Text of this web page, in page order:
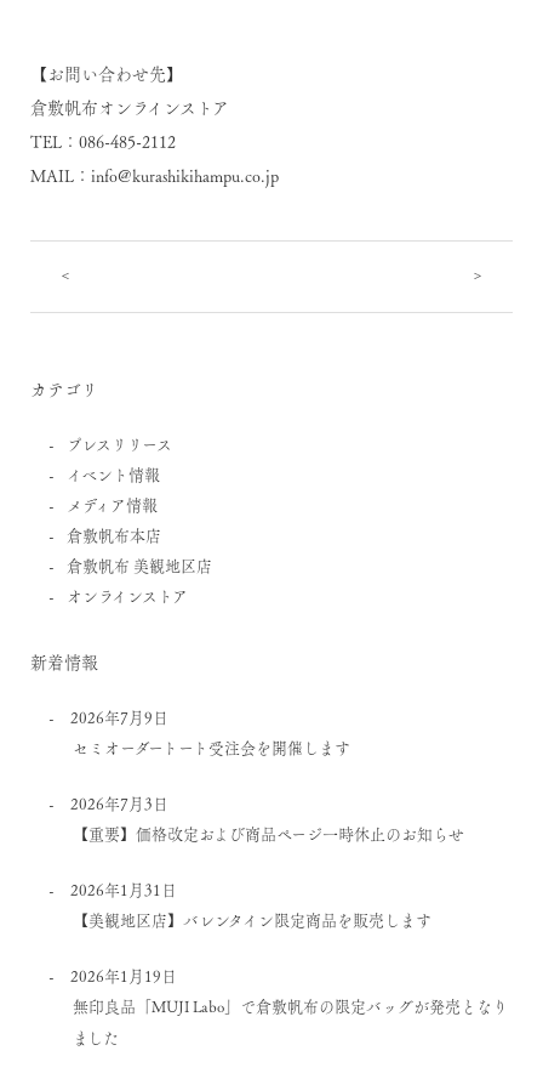
【お問い合わせ先】
倉敷帆布オンラインストア
TEL：086-485-2112
MAIL： info@kurashikihampu.co.jp
< >
カテゴリ
プレスリリース
イベント情報
メディア情報
倉敷帆布本店
倉敷帆布 美観地区店
オンラインストア
新着情報
2026年7月9日
セミオーダートート受注会を開催します
2026年7月3日
【重要】価格改定および商品ページ一時休止のお知らせ
2026年1月31日
【美観地区店】バレンタイン限定商品を販売します
2026年1月19日
無印良品「MUJI Labo」で倉敷帆布の限定バッグが発売となり
ました